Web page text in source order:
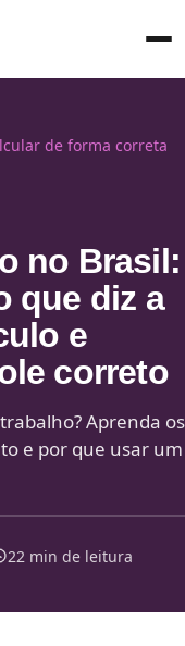
de forma correta
no Brasil:
que diz a
e
correto
Aprenda os
e por que usar um
22 min de leitura